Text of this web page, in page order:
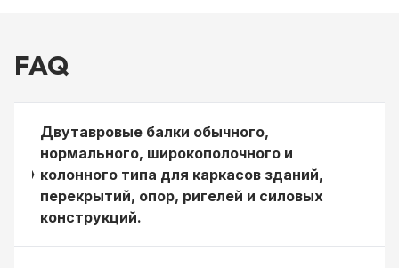
FAQ
Двутавровые балки обычного,
нормального, широкополочного и
колонного типа для каркасов зданий,
перекрытий, опор, ригелей и силовых
конструкций.